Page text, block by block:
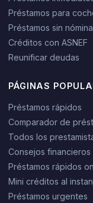
Préstamos para
Préstamos sin nómina
Créditos con ASNEF
Reunificar deudas
PÁGINAS
Préstamos rápidos
Comparador de
Todos los
Consejos financieros
Préstamos rápidos
Mini créditos al
Préstamos urgentes